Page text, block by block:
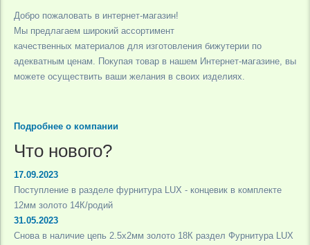
Добро пожаловать в интернет-магазин!
Мы предлагаем широкий ассортимент
качественных материалов для изготовления бижутерии по
адекватным ценам. Покупая товар в нашем Интернет-магазине, вы
можете осуществить ваши желания в своих изделиях.
Подробнее о компании
Что нового?
17.09.2023
Поступление в разделе фурнитура LUX - концевик в комплекте
12мм золото 14К/родий
31.05.2023
Снова в наличие цепь 2.5х2мм золото 18К раздел Фурнитура LUX